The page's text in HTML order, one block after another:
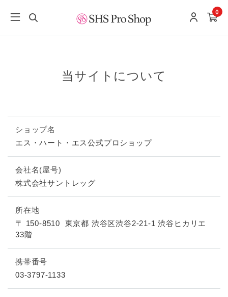
0
当サイトについて
ショップ名
エス・ハート・エス公式プロショップ
会社名(屋号)
株式会社サントレッグ
所在地
〒 150-8510 東京都 渋谷区渋谷2-21-1 渋⾕ヒカリエ
33階
携帯番号
03-3797-1133